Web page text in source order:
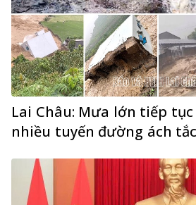
Lai Châu: Mưa lớn tiếp
nhiều tuyến đường ách tắc